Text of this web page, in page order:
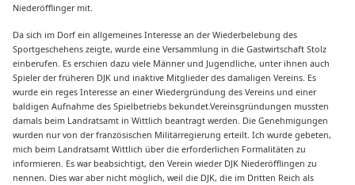
Niederöfflinger mit.
Da sich im Dorf ein allgemeines Interesse an der Wiederbelebung des
Sportgeschehens zeigte, wurde eine Versammlung in die Gastwirtschaft Stolz
einberufen. Es erschien dazu viele Männer und Jugendliche, unter ihnen auch
Spieler der früheren DJK und inaktive Mitglieder des damaligen Vereins. Es
wurde ein reges Interesse an einer Wiedergründung des Vereins und einer
baldigen Aufnahme des Spielbetriebs bekundet.Vereinsgründungen mussten
damals beim Landratsamt in Wittlich beantragt werden. Die Genehmigungen
wurden nur von der französischen Militärregierung erteilt. Ich wurde gebeten,
mich beim Landratsamt Wittlich über die erforderlichen Formalitäten zu
informieren. Es war beabsichtigt, den Verein wieder DJK Niederöfflingen zu
nennen. Dies war aber nicht möglich, weil die DJK, die im Dritten Reich als